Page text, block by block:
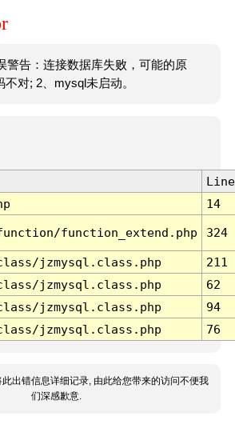
警告：连接数据库失败，可能的原
对; 2、mysql未启动。
Line
14
function_extend.php 324
jzmysql.class.php
211
jzmysql.class.php
62
jzmysql.class.php
94
jzmysql.class.php 76
此出错信息详细记录, 由此给您带来的访问不便我
们深感歉意.